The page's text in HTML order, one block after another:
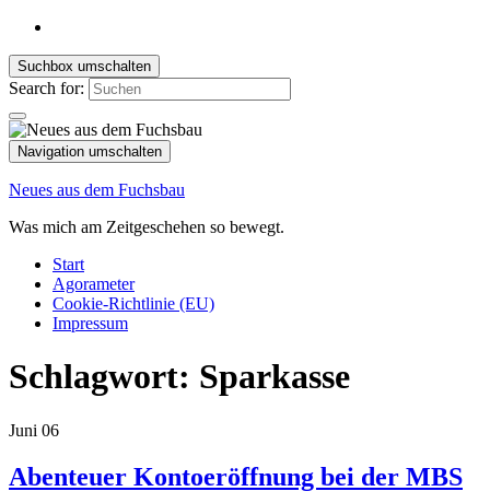
Suchbox umschalten
Search for:
Navigation umschalten
Neues aus dem Fuchsbau
Was mich am Zeitgeschehen so bewegt.
Start
Agorameter
Cookie-Richtlinie (EU)
Impressum
Schlagwort: Sparkasse
Juni 06
Abenteuer Kontoeröffnung bei der MBS